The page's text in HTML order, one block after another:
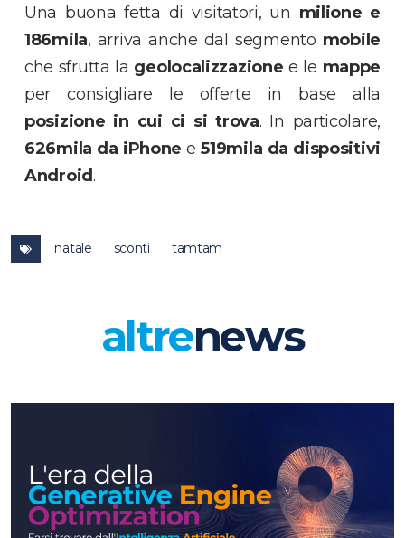
Una buona fetta di visitatori, un milione e
186mila, arriva anche dal segmento mobile
che sfrutta la geolocalizzazione e le mappe
per consigliare le offerte in base alla
posizione in cui ci si trova. In particolare,
626mila da iPhone e519mila da dispositivi
Android.
natale sconti tamtam
altrenews